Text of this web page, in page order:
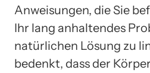
Anweisungen, die Sie
Ihr lang anhaltendes
natürlichen Lösung zu
bedenkt, dass der